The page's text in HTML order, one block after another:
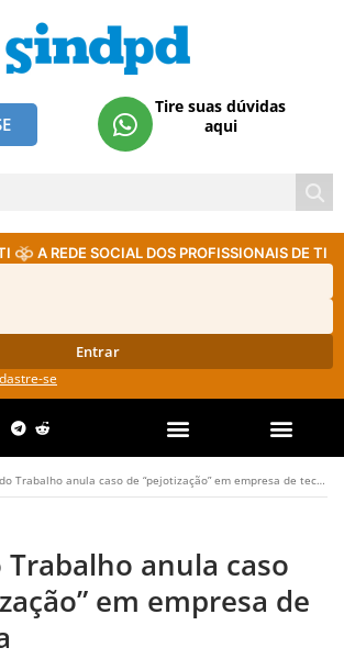
Tire suas dúvidas
aqui
A REDE SOCIAL DOS PROFISSIONAIS DE TI
Entrar
se
Trabalho anula caso de “pejotização” em empresa de tecnologia
Trabalho anula caso
em empresa de